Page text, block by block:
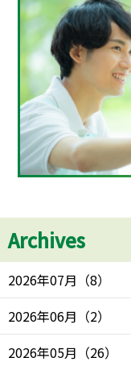
Archives
2026年07月 （8）
2026年06月 （2）
2026年05月 （26）